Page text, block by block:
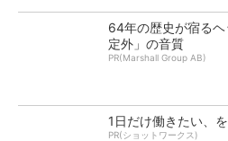
64年の歴史が宿る
定外」の音質
PR(Marshall Group AB)
1日だけ働きたい、
PR(ショットワークス)